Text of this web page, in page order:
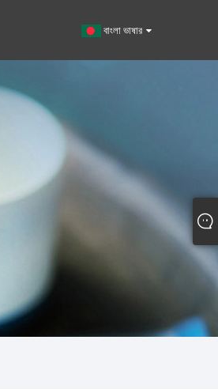
বাংলা ভাষার